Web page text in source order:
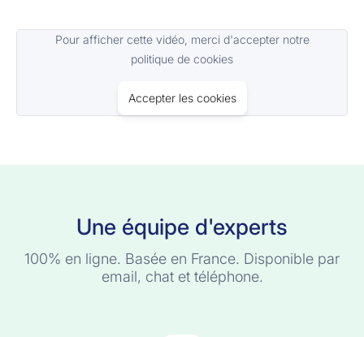
Pour afficher cette vidéo, merci d'accepter notre
politique de cookies
Accepter les cookies
Une équipe d'experts
100% en ligne. Basée en France. Disponible par
email, chat et téléphone.